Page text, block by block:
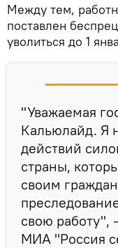
Между тем,
поставлен
уволиться до 1
"Уважаемая
Кальюлайд. Я
действий
страны,
своим
свою работу",
МИА "Россия